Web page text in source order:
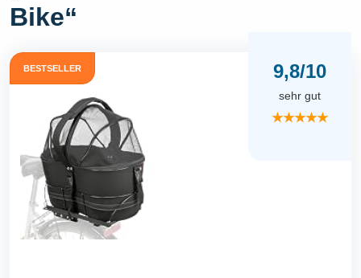
Bike“
BESTSELLER 9,8/10
sehr gut
★★★★★